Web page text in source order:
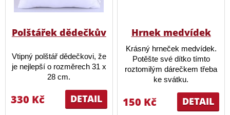
Polštářek dědečkův
Vtipný polštář dědečkovi, že
je nejlepší o rozměrech 31 x
28 cm.
DETAIL
330 Kč
Hrnek medvídek
Krásný hrneček medvídek.
Potěšte své dítko tímto
roztomilým dárečkem třeba
ke svátku.
DETAIL
150 Kč